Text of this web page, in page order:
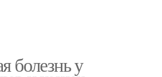
болезнь у